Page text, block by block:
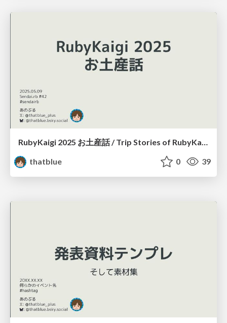
RubyKaigi 2025 お土産話 / Trip Stories of RubyKaigi 2025
thatblue
0 39